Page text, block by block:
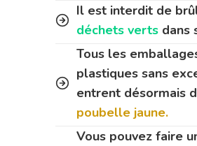
Il est interdit de
déchets verts dans
Tous les
plastiques sans
entrent désormais
poubelle jaune.
Vous pouvez faire